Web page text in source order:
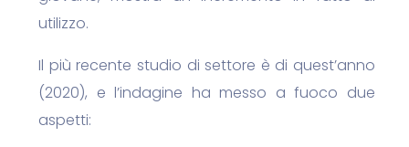
utilizzo.
Il più recente studio di settore è di quest’anno
(2020), e l’indagine ha messo a fuoco due
aspetti: